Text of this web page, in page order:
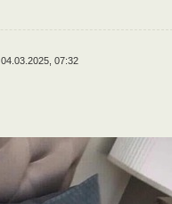
04.03.2025, 07:32